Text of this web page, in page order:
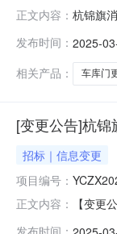
正文内容： 杭锦旗
仟伍佰
自本公
发布时间： 2025-
相关产品：
车库门
[变更公告]杭
招标｜信息变更
项目编号：
正文内容：
【变更